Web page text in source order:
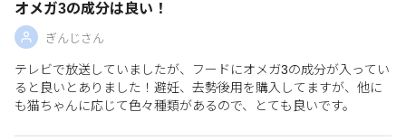
オメガ3の成分は良い！
ぎんじさん
テレビで放送していましたが、フードにオメガ3の成分が入ってい
ると良いとありました！避妊、去勢後用を購入してますが、他に
も猫ちゃんに応じて色々種類があるので、とても良いです。